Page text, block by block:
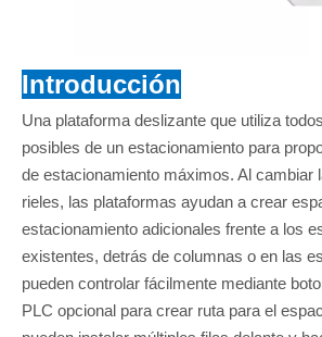
Introducción
Una plataforma deslizante que utiliza
posibles de un estacionamiento para
de estacionamiento máximos. Al cambiar
rieles, las plataformas ayudan a crear
estacionamiento adicionales frente a los
existentes, detrás de columnas o en las
pueden controlar fácilmente mediante
PLC opcional para crear ruta para el